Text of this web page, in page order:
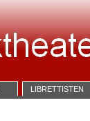
LIBRETTISTEN